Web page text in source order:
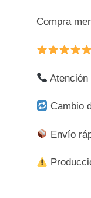
Compra
Atención
Cambio
Envío